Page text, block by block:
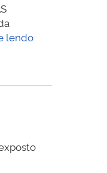
lendoConvite